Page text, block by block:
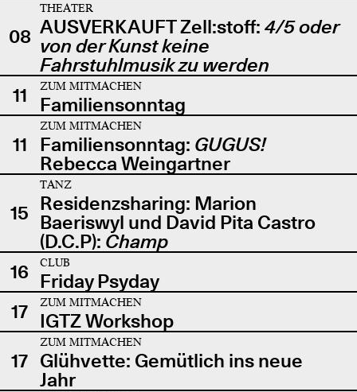
08
THEATER
AUSVERKAUFT Zell:stoff: 4/5 oder
von der Kunst keine
Fahrstuhlmusik zu werden
11
ZUM MITMACHEN
Familiensonntag
11
ZUM MITMACHEN
Familiensonntag: GUGUS!
Rebecca Weingartner
15
TANZ
Residenzsharing: Marion
Baeriswyl und David Pita Castro
(D.C.P): Champ
16
CLUB
Friday Psyday
17
ZUM MITMACHEN
IGTZ Workshop
17
ZUM MITMACHEN
Glühvette: Gemütlich ins neue
Jahr